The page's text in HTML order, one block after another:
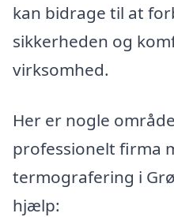
kan bidrage til at
sikkerheden og
virksomhed.
Her er nogle
professionelt firma
termografering i
hjælp: